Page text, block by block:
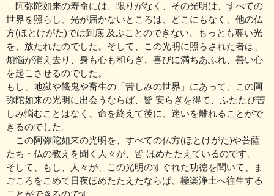
阿弥陀如来の寿命には、限りがなく、その光明は、すべての
世界を照らし、光が届かないところは、どこにもなく、他の仏
方(ほとけがた)では到底 及ぶことのできない、もっとも尊い光
を、放たれたのでした。そして、この光明に照らされた者は、
煩悩が消え去り、身も心も和らぎ、喜びに満ちあふれ、善い心
を起こさせるのでした。
もし、地獄や餓鬼や畜生の「苦しみの世界」にあって、この阿
弥陀如来の光明に出会うならば、皆 安らぎを得て、ふたたび苦
しみ悩むことはなく、命を終えて後に、迷いを離れることがで
きるのでした。
この阿弥陀如来の光明を、すべての仏方(ほとけがた)や菩薩
たち・仏の教えを聞く人々が、皆 ほめたたえているのです。
そして、もし、人々が、この光明のすぐれた功徳を聞いて、ま
ごころをこめて日夜ほめたたえたならば、極楽浄土へ往生する
ことができるのです。